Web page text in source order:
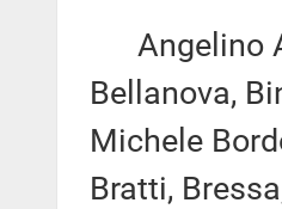
Angelino
Bellanova,
Michele
Bratti,